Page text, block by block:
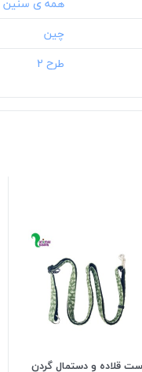
ست قلاده و دستمال گردن